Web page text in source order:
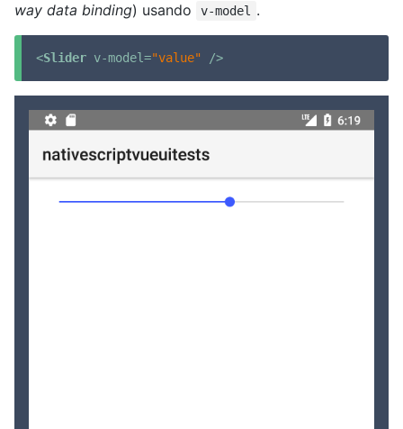
way data binding) usando v-model .
<Slider v-model="value" />